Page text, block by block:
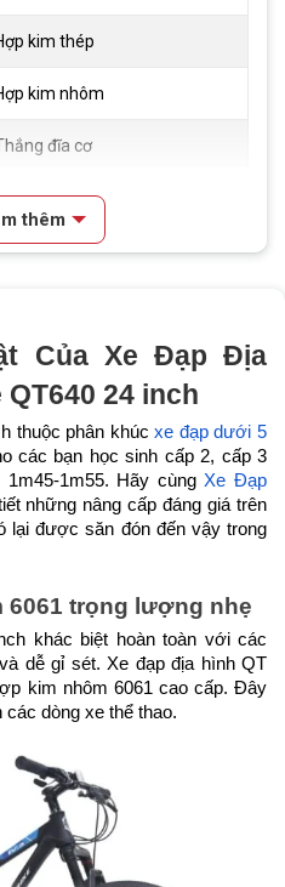
kim thép
kim nhôm
đĩa cơ
kim thép, Bạc đạn, 36H
kim nhôm
đề bấm xả Shimano (3x7)
Tourney TZ
Tourney TZ
kim nhôm, Cốt vuông, Bạc
tầng
Líp vặn SANJIAN 7s
Narrow
24 inch
Da thể thao
kim thép
thêm
Của Xe Đạp Địa
24 inch
thuộc phân khúc xe đạp dưới 5
các bạn học sinh cấp 2, cấp 3
1m55. Hãy cùng Xe Đạp
những nâng cấp đáng giá trên
lại được săn đón đến vậy trong
trọng lượng nhẹ
khác biệt hoàn toàn với các
dễ gỉ sét. Xe đạp địa hình QT
kim nhôm 6061 cao cấp. Đây
các dòng xe thể thao.